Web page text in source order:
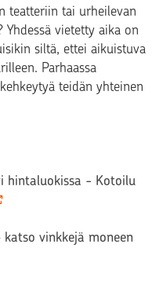
teatteriin tai urheilevan
vietetty aika on
siltä, ettei aikuistuva
Parhaassa
teidän yhteinen
hintaluokissa - Kotoilu
vinkkejä moneen